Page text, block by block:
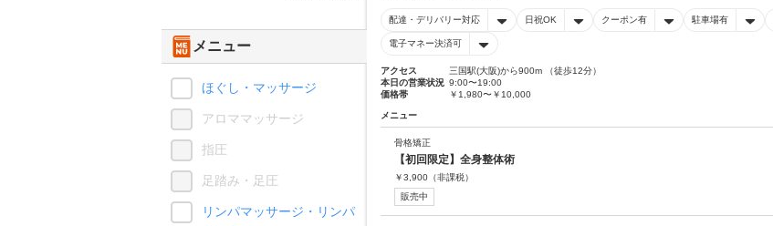
配達・デリバリー対応 日祝OK クーポン有 駐車場有
電子マネー決済可
アクセス
三国駅(大阪)から900m （徒歩12分）
本日の営業状況 9:00〜19:00
価格帯
￥1,980〜￥10,000
メニュー
骨格矯正
【初回限定】全身整体術
￥3,900 （非課税）
販売中
メニュー
ほぐし・マッサージ
アロママッサージ
指圧
足踏み・足圧
リンパマッサージ・リンパ